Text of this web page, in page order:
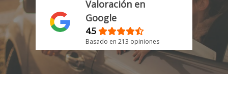
Valoración en
Google
4.5
Basado en 213 opiniones